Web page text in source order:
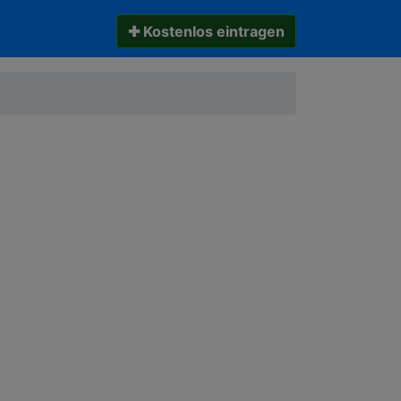
✚ Kostenlos eintragen